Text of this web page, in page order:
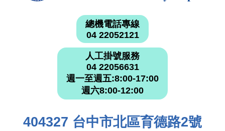
總機電話專線
04 22052121
人工掛號服務
04 22056631
週一至週五:8:00-17:00
週六8:00-12:00
404327 台中市北區育德路2號